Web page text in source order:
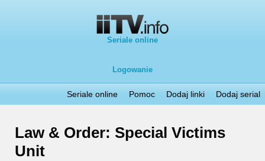
Seriale online
Logowanie
Seriale online Pomoc Dodaj linki Dodaj serial
Law & Order: Special Victims
Unit